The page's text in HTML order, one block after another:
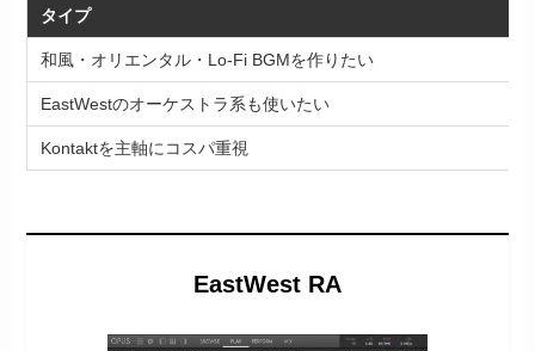
タイプ
和風・オリエンタル・Lo-Fi BGMを作りたい
EastWestのオーケストラ系も使いたい
Kontaktを主軸にコスパ重視
EastWest RA